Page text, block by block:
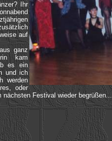
Ihr
auf
ganz
kam
es ein
und ich
werden
oder
nächsten Festival wieder begrüßen...